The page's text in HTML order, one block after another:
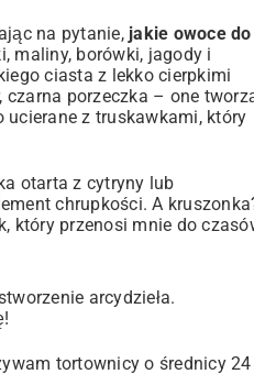
na pytanie, jakie owoce do
maliny, borówki, jagody i
ciasta z lekko cierpkimi
czarna porzeczka – one
ucierane z truskawkami, który
otarta z cytryny lub
chrupkości. A
który przenosi mnie do
arcydzieła.
tortownicy o średnicy 24